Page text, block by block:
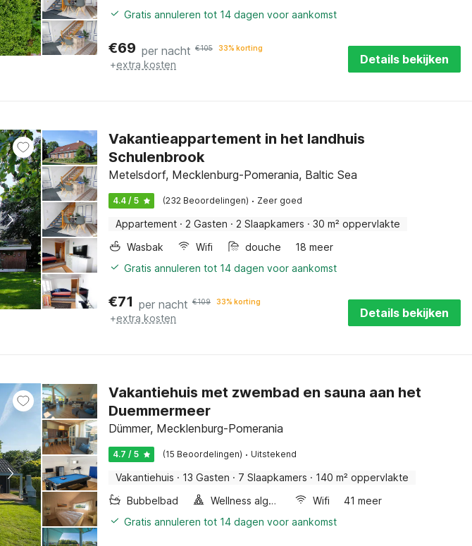
Gratis annuleren tot 14 dagen voor aankomst
€69 per nacht €105 33% korting
+extra kosten Details bekijken
Vakantieappartement in het landhuis
Schulenbrook
Metelsdorf, Mecklenburg-Pomerania, Baltic Sea
4.4 / 5 (232 Beoordelingen) · Zeer goed
Appartement · 2 Gasten · 2 Slaapkamers · 30 m² oppervlakte
Wasbak
Wifi douche
18 meer
Gratis annuleren tot 14 dagen voor aankomst
€71 per nacht €109 33% korting
+extra kosten Details bekijken
Vakantiehuis met zwembad en sauna aan het
Duemmermeer
Dümmer, Mecklenburg-Pomerania
4.7 / 5 (15 Beoordelingen) · Uitstekend
Vakantiehuis · 13 Gasten · 7 Slaapkamers · 140 m² oppervlakte
Bubbelbad
Wellness algemeen Wifi
41 meer
Gratis annuleren tot 14 dagen voor aankomst